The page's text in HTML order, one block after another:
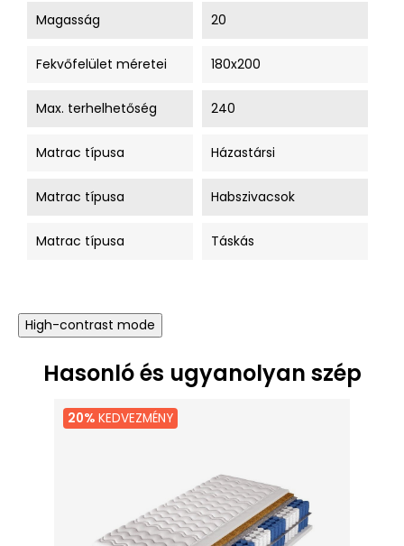
Magasság 20
Fekvőfelület méretei 180x200
Max. terhelhetőség 240
Matrac típusa Házastársi
Matrac típusa Habszivacsok
Matrac típusa Táskás
High-contrast mode
Hasonló és ugyanolyan szép
20% KEDVEZMÉNY